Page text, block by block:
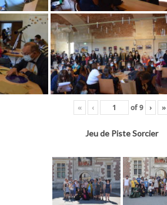
« ‹ of9 › »
Jeu de Piste Sorcier